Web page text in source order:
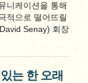
니케이션을 통해
적으로 떨어뜨릴
Senay) 회장
는 한 오래